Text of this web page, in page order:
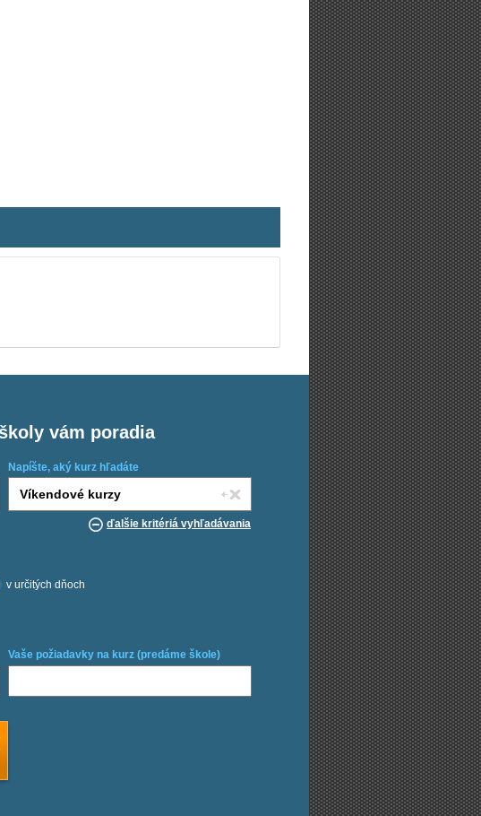
vám poradia
Napíšte, aký kurz hľadáte
ďalšie kritériá vyhľadávania
v určitých dňoch
Vaše požiadavky na kurz (predáme škole)